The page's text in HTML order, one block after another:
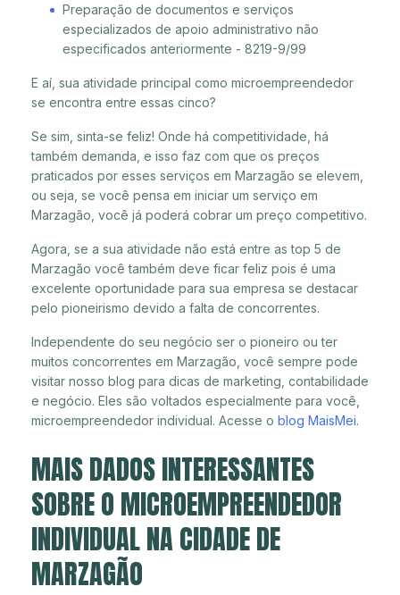
Preparação de documentos e serviços
especializados de apoio administrativo não
especificados anteriormente - 8219-9/99
E aí, sua atividade principal como microempreendedor
se encontra entre essas cinco?
Se sim, sinta-se feliz! Onde há competitividade, há
também demanda, e isso faz com que os preços
praticados por esses serviços em Marzagão se elevem,
ou seja, se você pensa em iniciar um serviço em
Marzagão, você já poderá cobrar um preço competitivo.
Agora, se a sua atividade não está entre as top 5 de
Marzagão você também deve ficar feliz pois é uma
excelente oportunidade para sua empresa se destacar
pelo pioneirismo devido a falta de concorrentes.
Independente do seu negócio ser o pioneiro ou ter
muitos concorrentes em Marzagão, você sempre pode
visitar nosso blog para dicas de marketing, contabilidade
e negócio. Eles são voltados especialmente para você,
microempreendedor individual. Acesse o blog MaisMei.
MAIS DADOS INTERESSANTES
SOBRE O MICROEMPREENDEDOR
INDIVIDUAL NA CIDADE DE
MARZAGÃO